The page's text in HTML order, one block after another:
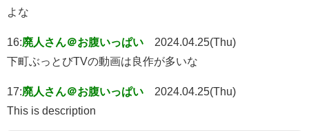
よな
16:廃人さん＠お腹いっぱい
2024.04.25(Thu)
下町ぶっとびTVの動画は良作が多いな
17:廃人さん＠お腹いっぱい
2024.04.25(Thu)
This is description